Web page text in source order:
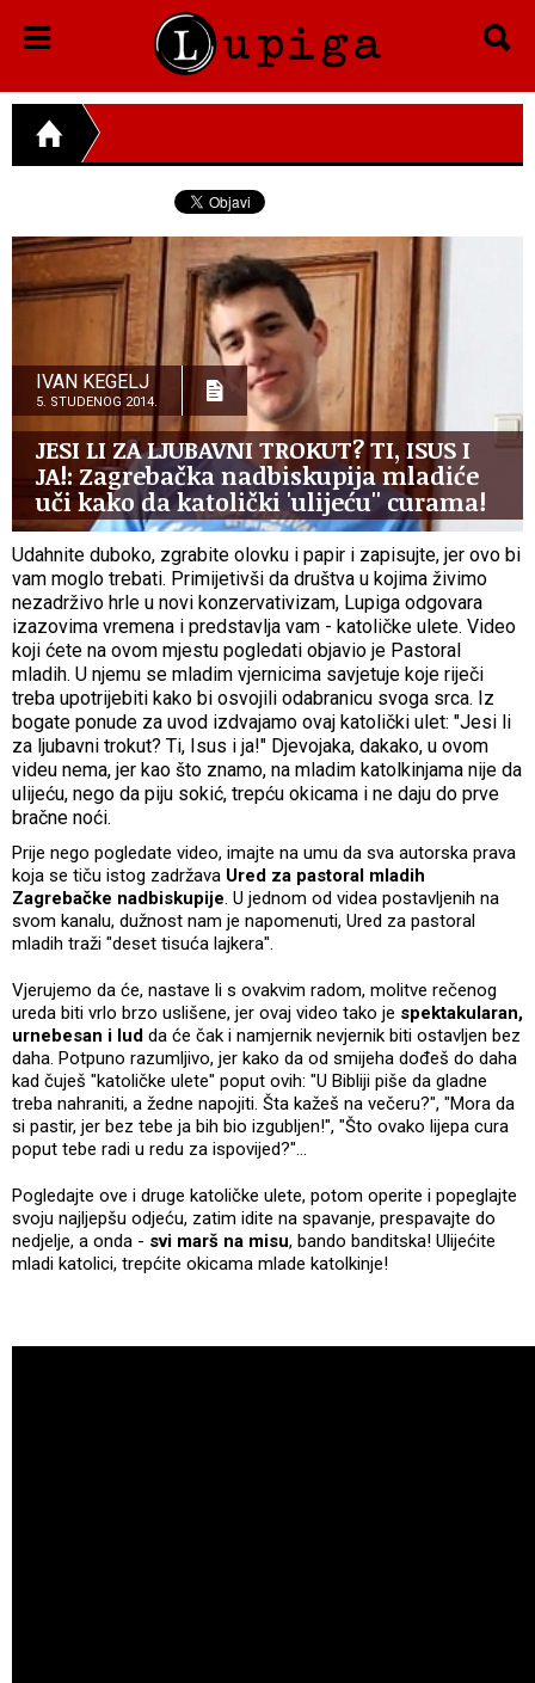
IVAN KEGELJ
5. STUDENOG 2014.
JESI LI ZA LJUBAVNI TROKUT? TI, ISUS I
JA!: Zagrebačka nadbiskupija mladiće
uči kako da katolički 'ulijeću'' curama!
Udahnite duboko, zgrabite olovku i papir i zapisujte, jer ovo bi
vam moglo trebati. Primijetivši da društva u kojima živimo
nezadrživo hrle u novi konzervativizam, Lupiga odgovara
izazovima vremena i predstavlja vam - katoličke ulete. Video
koji ćete na ovom mjestu pogledati objavio je Pastoral
mladih. U njemu se mladim vjernicima savjetuje koje riječi
treba upotrijebiti kako bi osvojili odabranicu svoga srca. Iz
bogate ponude za uvod izdvajamo ovaj katolički ulet: "Jesi li
za ljubavni trokut? Ti, Isus i ja!" Djevojaka, dakako, u ovom
videu nema, jer kao što znamo, na mladim katolkinjama nije da
ulijeću, nego da piju sokić, trepću okicama i ne daju do prve
bračne noći.
Prije nego pogledate video, imajte na umu da sva autorska prava
koja se tiču istog zadržava Ured za pastoral mladih
Zagrebačke nadbiskupije. U jednom od videa postavljenih na
svom kanalu, dužnost nam je napomenuti, Ured za pastoral
mladih traži "deset tisuća lajkera".
Vjerujemo da će, nastave li s ovakvim radom, molitve rečenog
ureda biti vrlo brzo uslišene, jer ovaj video tako je spektakularan,
urnebesan i lud da će čak i namjernik nevjernik biti ostavljen bez
daha. Potpuno razumljivo, jer kako da od smijeha dođeš do daha
kad čuješ "katoličke ulete" poput ovih: "U Bibliji piše da gladne
treba nahraniti, a žedne napojiti. Šta kažeš na večeru?", "Mora da
si pastir, jer bez tebe ja bih bio izgubljen!", "Što ovako lijepa cura
poput tebe radi u redu za ispovijed?"...
Pogledajte ove i druge katoličke ulete, potom operite i popeglajte
svoju najljepšu odjeću, zatim idite na spavanje, prespavajte do
nedjelje, a onda - svi marš na misu, bando banditska! Ulijećite
mladi katolici, trepćite okicama mlade katolkinje!